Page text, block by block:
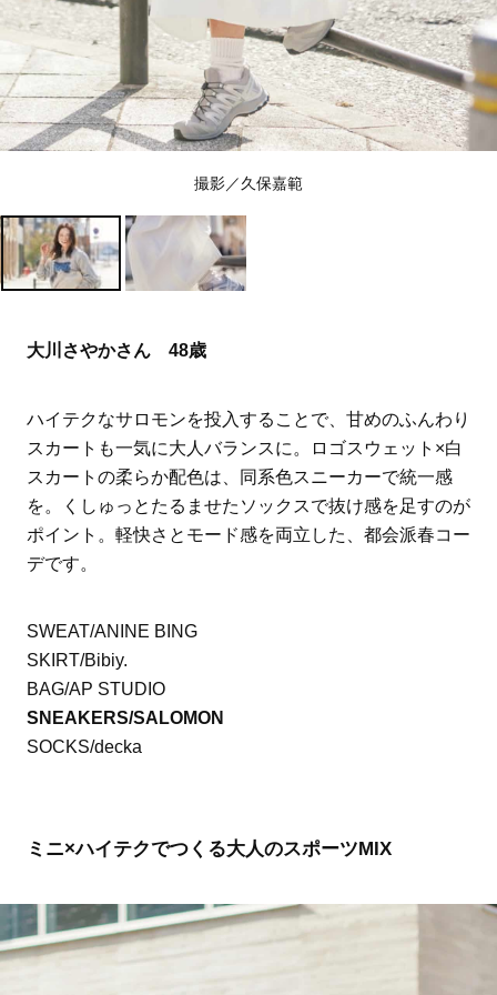
撮影／久保嘉範
大川さやかさん 48歳
ハイテクなサロモンを投入することで、甘めのふんわり
スカートも一気に大人バランスに。ロゴスウェット×白
スカートの柔らか配色は、同系色スニーカーで統一感
を。くしゅっとたるませたソックスで抜け感を足すのが
ポイント。軽快さとモード感を両立した、都会派春コー
デです。
SWEAT/ANINE BING
SKIRT/Bibiy.
BAG/AP STUDIO
SNEAKERS/SALOMON
SOCKS/decka
ミニ×ハイテクでつくる大人のスポーツMIX